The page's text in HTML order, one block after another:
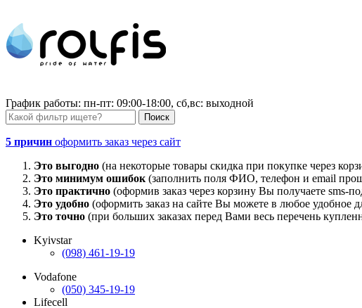
График работы: пн-пт: 09:00-18:00, сб,вс: выходной
5 причин оформить заказ через сайт
Это выгодно (на некоторые товары скидка при покупке через
Это минимум ошибок (заполнить поля ФИО, телефон и email
Это практично (оформив заказ через корзину Вы получаете sms-
Это удобно (оформить заказ на сайте Вы можете в любое удобное
Это точно (при больших заказах перед Вами весь перечень
Kyivstar
(098) 461-19-19
Vodafone
(050) 345-19-19
Lifecell